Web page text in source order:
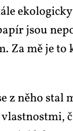
jsou
Za mě je to
z ně­ho stal